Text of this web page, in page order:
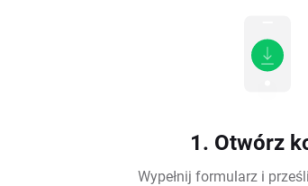
1. Otwórz
Wypełnij formularz i